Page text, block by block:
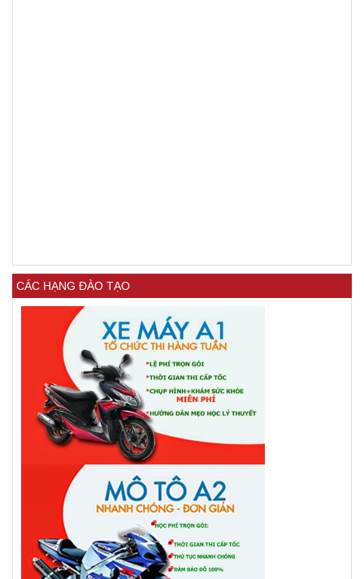
CÁC HẠNG ĐÀO TẠO